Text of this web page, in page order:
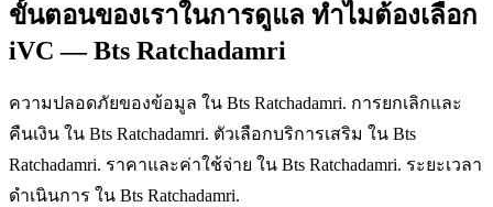
ขั้นตอนของเราในการดูแล ทำไมต้องเลือก
iVC — Bts Ratchadamri
ความปลอดภัยของข้อมูล ใน Bts Ratchadamri. การยกเลิกและ
คืนเงิน ใน Bts Ratchadamri. ตัวเลือกบริการเสริม ใน Bts
Ratchadamri. ราคาและค่าใช้จ่าย ใน Bts Ratchadamri. ระยะเวลา
ดำเนินการ ใน Bts Ratchadamri.